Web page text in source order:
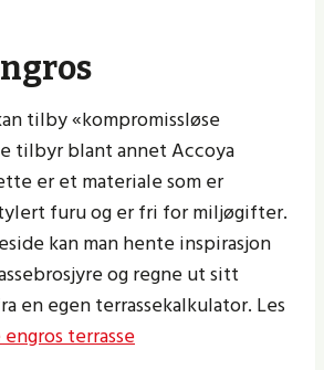
tilby «kompromissløse
tilbyr blant annet Accoya
er et materiale som er
furu og er fri for miljøgifter.
kan man hente inspirasjon
og regne ut sitt
en egen terrassekalkulator. Les
terrasse